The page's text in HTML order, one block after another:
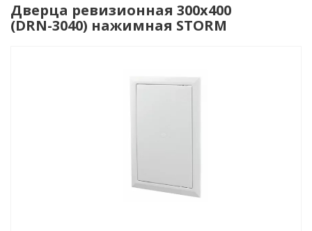
Дверца ревизионная 300x400
(DRN-3040) нажимная STORM